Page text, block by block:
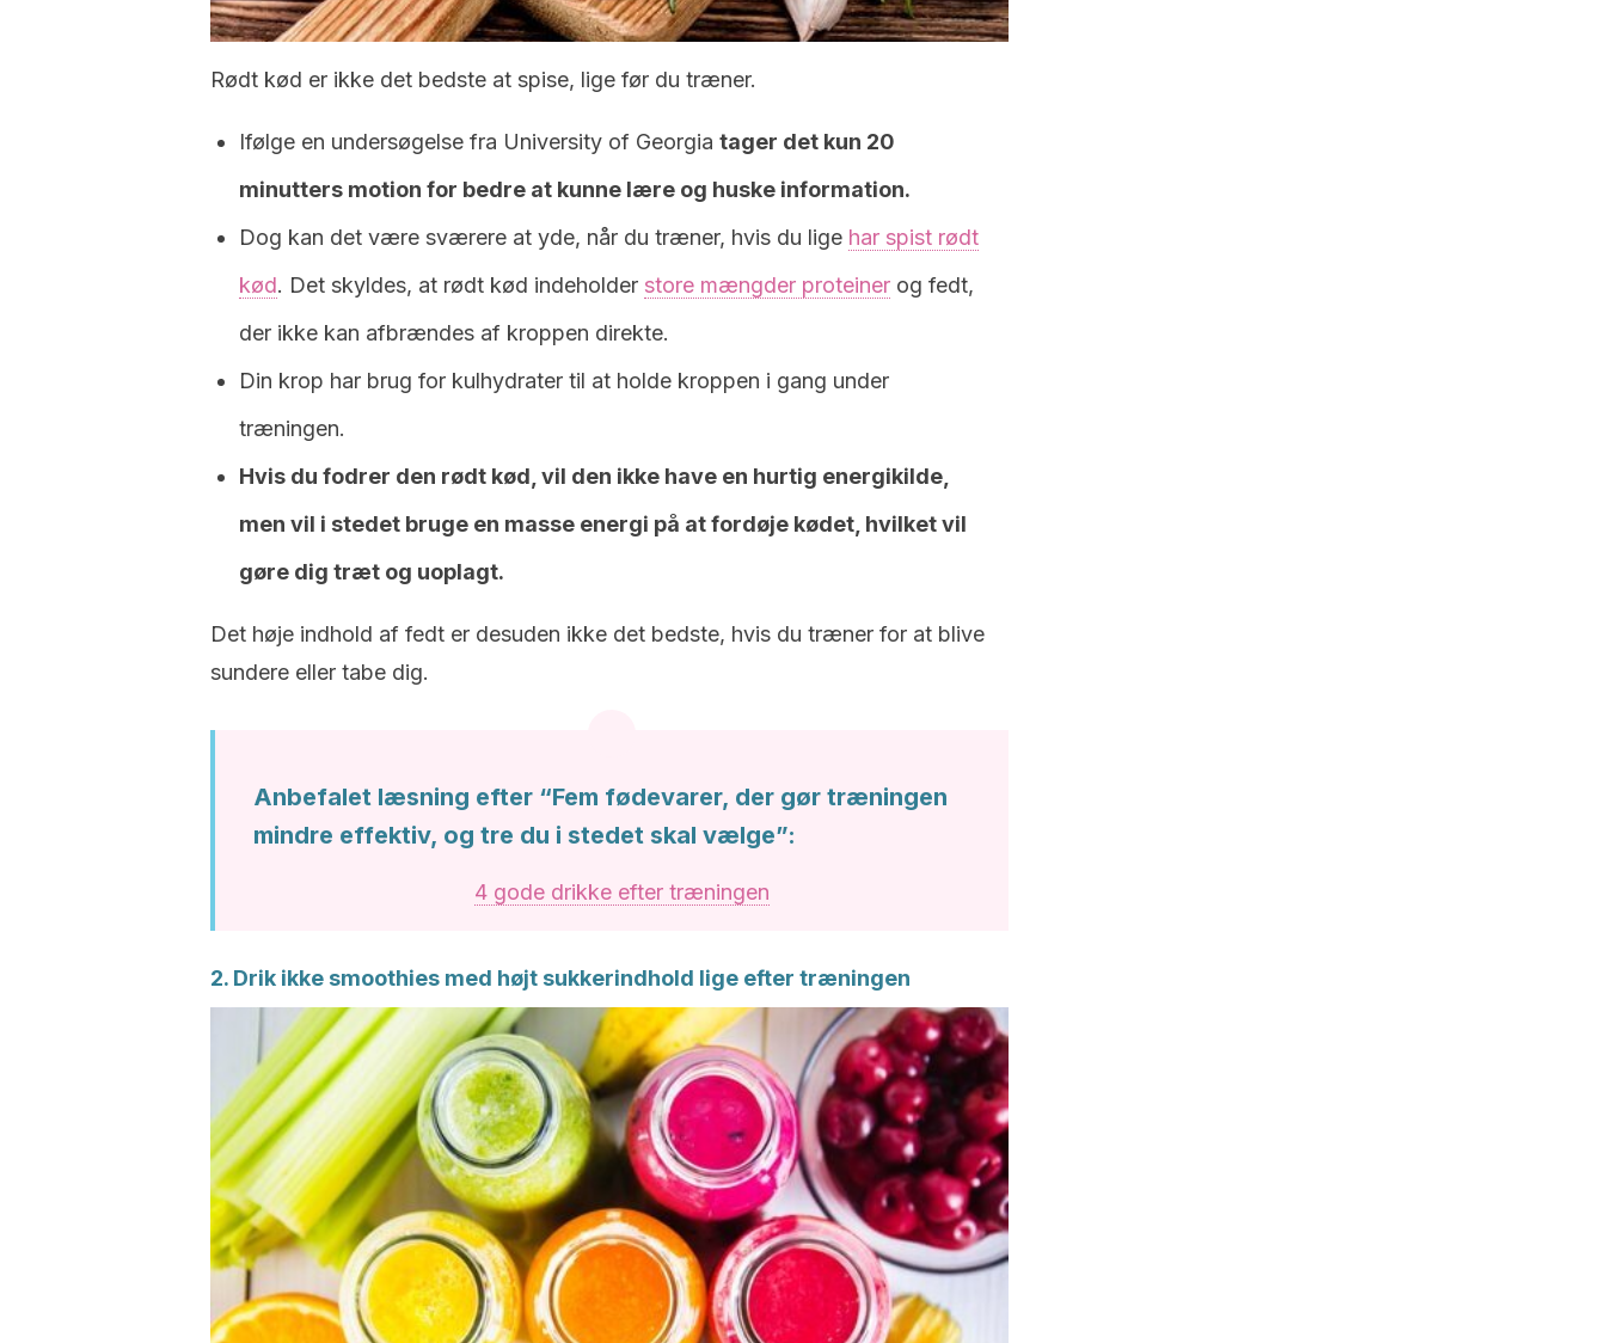
Rødt kød er ikke det bedste at spise, lige før du træner.
Ifølge en undersøgelse fra University of Georgia tager det kun 20
minutters motion for bedre at kunne lære og huske information.
Dog kan det være sværere at yde, når du træner, hvis du lige har spist rødt
kød. Det skyldes, at rødt kød indeholder store mængder proteiner og fedt,
der ikke kan afbrændes af kroppen direkte.
Din krop har brug for kulhydrater til at holde kroppen i gang under
træningen.
Hvis du fodrer den rødt kød, vil den ikke have en hurtig energikilde,
men vil i stedet bruge en masse energi på at fordøje kødet, hvilket vil
gøre dig træt og uoplagt.
Det høje indhold af fedt er desuden ikke det bedste, hvis du træner for at blive
sundere eller tabe dig.
Anbefalet læsning efter “Fem fødevarer, der gør træningen
mindre effektiv, og tre du i stedet skal vælge”:
4 gode drikke efter træningen
2. Drik ikke smoothies med højt sukkerindhold lige efter træningen